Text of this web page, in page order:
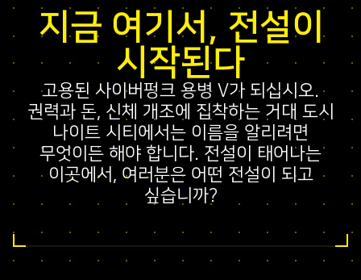
지금 여기서, 전설이
시작된다
고용된 사이버펑크 용병 V가 되십시오.
권력과 돈, 신체 개조에 집착하는 거대 도시
나이트 시티에서는 이름을 알리려면
무엇이든 해야 합니다. 전설이 태어나는
이곳에서, 여러분은 어떤 전설이 되고
싶습니까?